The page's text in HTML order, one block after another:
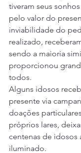
tiveram seus
pelo valor do
inviabilidade do
realizado,
sendo a maioria
proporcionou
todos.
Alguns idosos
presente via
doações
próprios lares,
centenas de idosos
iluminado.